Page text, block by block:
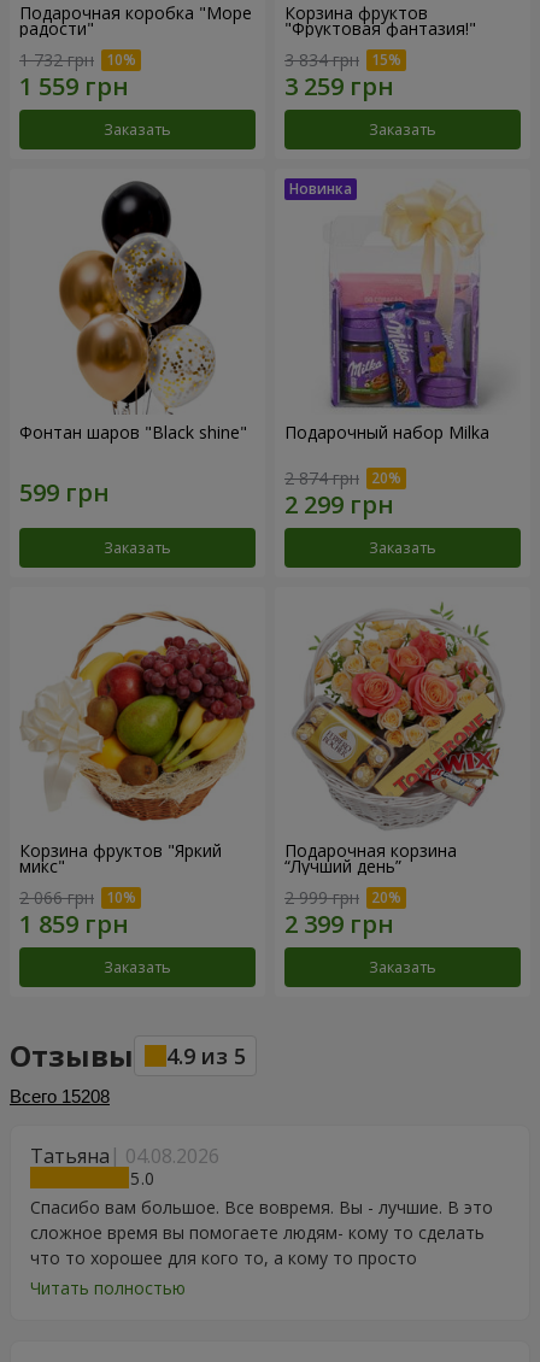
Подарочная коробка "Море
радости"
1 732 грн
Заказать
Корзина фруктов
"Фруктовая фантазия!"
3 834 грн
Заказать
Фонтан шаров "Black shine"
Заказать
Подарочный набор Milka
2 874 грн
Заказать
Корзина фруктов "Яркий
микс"
2 066 грн
Заказать
Подарочная корзина
“Лучший день”
2 999 грн
Заказать
Отзывы 4.9 из 5
Всего 15208
Татьяна 04.08.2026
5
Спасибо вам большое. Все вовремя. Вы - лучшие. В это
сложное время вы помогаете людям- кому то сделать
что то хорошее для кого то, а кому то просто
порадоваться цветам, подарку, тортику, поздравлению.
Читать полностью